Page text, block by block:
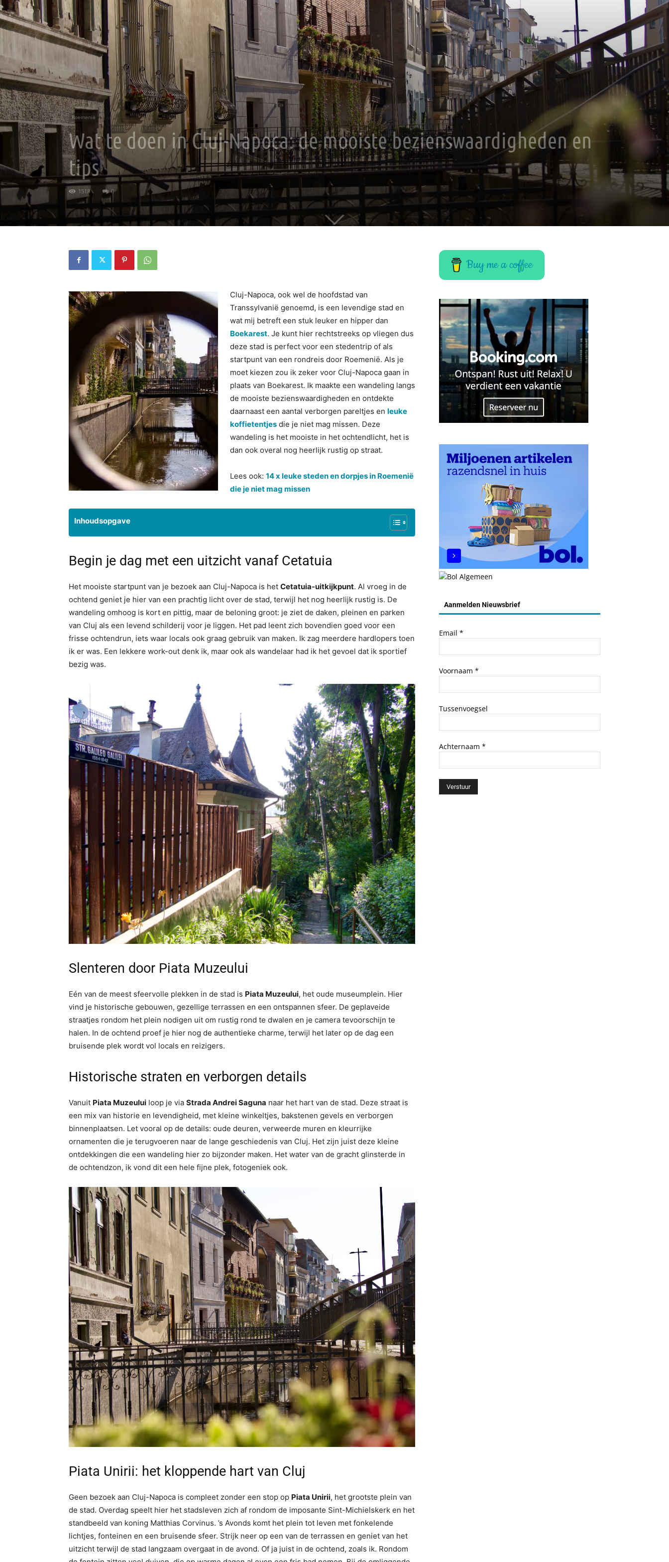
Roemenië
Wat te doen in Cluj-Napoca: de mooiste bezienswaardigheden en
tips
1518 0
Cluj-Napoca, ook wel de hoofdstad van
Transsylvanië genoemd, is een levendige stad en
wat mij betreft een stuk leuker en hipper dan
Boekarest. Je kunt hier rechtstreeks op vliegen dus
deze stad is perfect voor een stedentrip of als
startpunt van een rondreis door Roemenië. Als je
moet kiezen zou ik zeker voor Cluj-Napoca gaan in
plaats van Boekarest. Ik maakte een wandeling langs
de mooiste bezienswaardigheden en ontdekte
daarnaast een aantal verborgen pareltjes en leuke
koffietentjes die je niet mag missen. Deze
wandeling is het mooiste in het ochtendlicht, het is
dan ook overal nog heerlijk rustig op straat.
Lees ook: 14 x leuke steden en dorpjes in Roemenië
die je niet mag missen
Inhoudsopgave
Begin je dag met een uitzicht vanaf Cetatuia
Het mooiste startpunt van je bezoek aan Cluj-Napoca is het Cetatuia-uitkijkpunt. Al vroeg in de
ochtend geniet je hier van een prachtig licht over de stad, terwijl het nog heerlijk rustig is. De
wandeling omhoog is kort en pittig, maar de beloning groot: je ziet de daken, pleinen en parken
van Cluj als een levend schilderij voor je liggen. Het pad leent zich bovendien goed voor een
frisse ochtendrun, iets waar locals ook graag gebruik van maken. Ik zag meerdere hardlopers toen
ik er was. Een lekkere work-out denk ik, maar ook als wandelaar had ik het gevoel dat ik sportief
bezig was.
Slenteren door Piata Muzeului
Eén van de meest sfeervolle plekken in de stad is Piata Muzeului, het oude museumplein. Hier
vind je historische gebouwen, gezellige terrassen en een ontspannen sfeer. De geplaveide
straatjes rondom het plein nodigen uit om rustig rond te dwalen en je camera tevoorschijn te
halen. In de ochtend proef je hier nog de authentieke charme, terwijl het later op de dag een
bruisende plek wordt vol locals en reizigers.
Historische straten en verborgen details
Vanuit Piata Muzeului loop je via Strada Andrei Saguna naar het hart van de stad. Deze straat is
een mix van historie en levendigheid, met kleine winkeltjes, bakstenen gevels en verborgen
binnenplaatsen. Let vooral op de details: oude deuren, verweerde muren en kleurrijke
ornamenten die je terugvoeren naar de lange geschiedenis van Cluj. Het zijn juist deze kleine
ontdekkingen die een wandeling hier zo bijzonder maken. Het water van de gracht glinsterde in
de ochtendzon, ik vond dit een hele fijne plek, fotogeniek ook.
Piata Unirii: het kloppende hart van Cluj
Geen bezoek aan Cluj-Napoca is compleet zonder een stop op Piata Unirii, het grootste plein van
de stad. Overdag speelt hier het stadsleven zich af rondom de imposante Sint-Michielskerk en het
standbeeld van koning Matthias Corvinus. ’s Avonds komt het plein tot leven met fonkelende
lichtjes, fonteinen en een bruisende sfeer. Strijk neer op een van de terrassen en geniet van het
uitzicht terwijl de stad langzaam overgaat in de avond. Of ja juist in de ochtend, zoals ik. Rondom
Buy me a coffee
Aanmelden Nieuwsbrief
Email *
Voornaam *
Tussenvoegsel
Achternaam *